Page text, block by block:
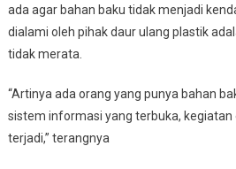
ada agar bahan baku tidak menjadi
dialami oleh pihak daur ulang plastik
tidak merata.
“Artinya ada orang yang punya bahan
sistem informasi yang terbuka,
terjadi,” terangnya